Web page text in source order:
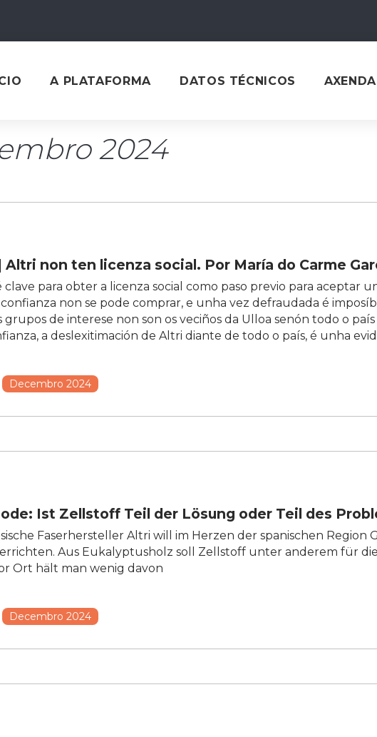
A PLATAFORMA DATOS TÉCNICOS AXENDA
2024
Altri non ten licenza social. Por María do Carme
clave para obter a licenza social como paso previo para aceptar
non se pode comprar, e unha vez defraudada é
grupos de interese non son os veciños da Ulloa senón todo o
a deslexitimación de Altri diante de todo o país, é unha
Decembro 2024
Ist Zellstoff Teil der Lösung oder Teil des
Faserhersteller Altri will im Herzen der spanischen Region
errichten. Aus Eukalyptusholz soll Zellstoff unter anderem für
Ort hält man wenig davon
Decembro 2024